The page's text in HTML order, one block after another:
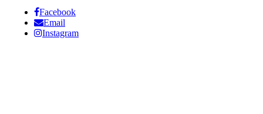
Facebook
Email
Instagram